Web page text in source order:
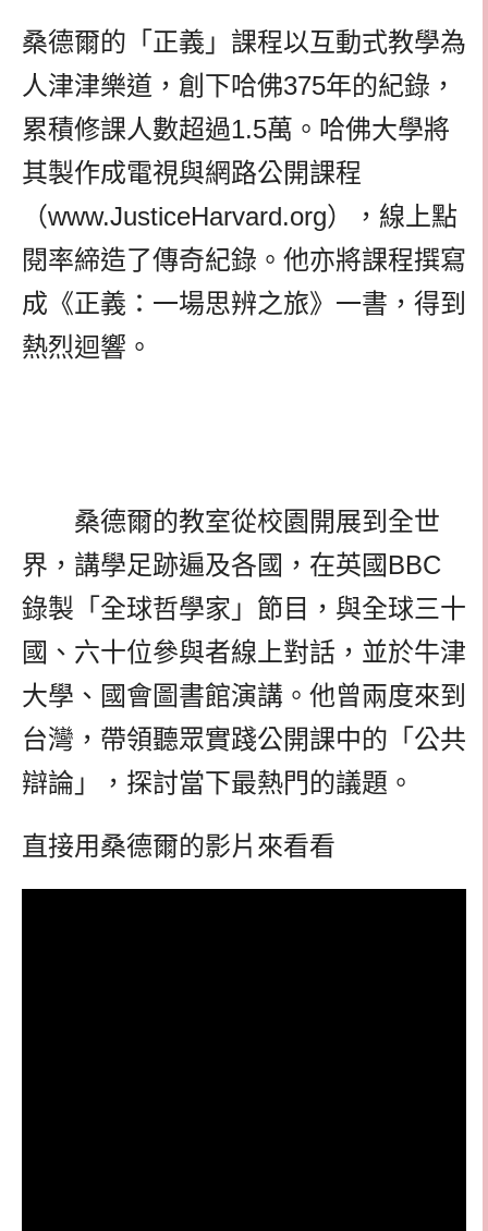
桑德爾的「正義」課程以互動式教學為
人津津樂道，創下哈佛375年的紀錄，
累積修課人數超過1.5萬。哈佛大學將
其製作成電視與網路公開課程
（www.JusticeHarvard.org），線上點
閱率締造了傳奇紀錄。他亦將課程撰寫
成《正義：一場思辨之旅》一書，得到
熱烈迴響。
桑德爾的教室從校園開展到全世
界，講學足跡遍及各國，在英國BBC
錄製「全球哲學家」節目，與全球三十
國、六十位參與者線上對話，並於牛津
大學、國會圖書館演講。他曾兩度來到
台灣，帶領聽眾實踐公開課中的「公共
辯論」，探討當下最熱門的議題。
直接用桑德爾的影片來看看